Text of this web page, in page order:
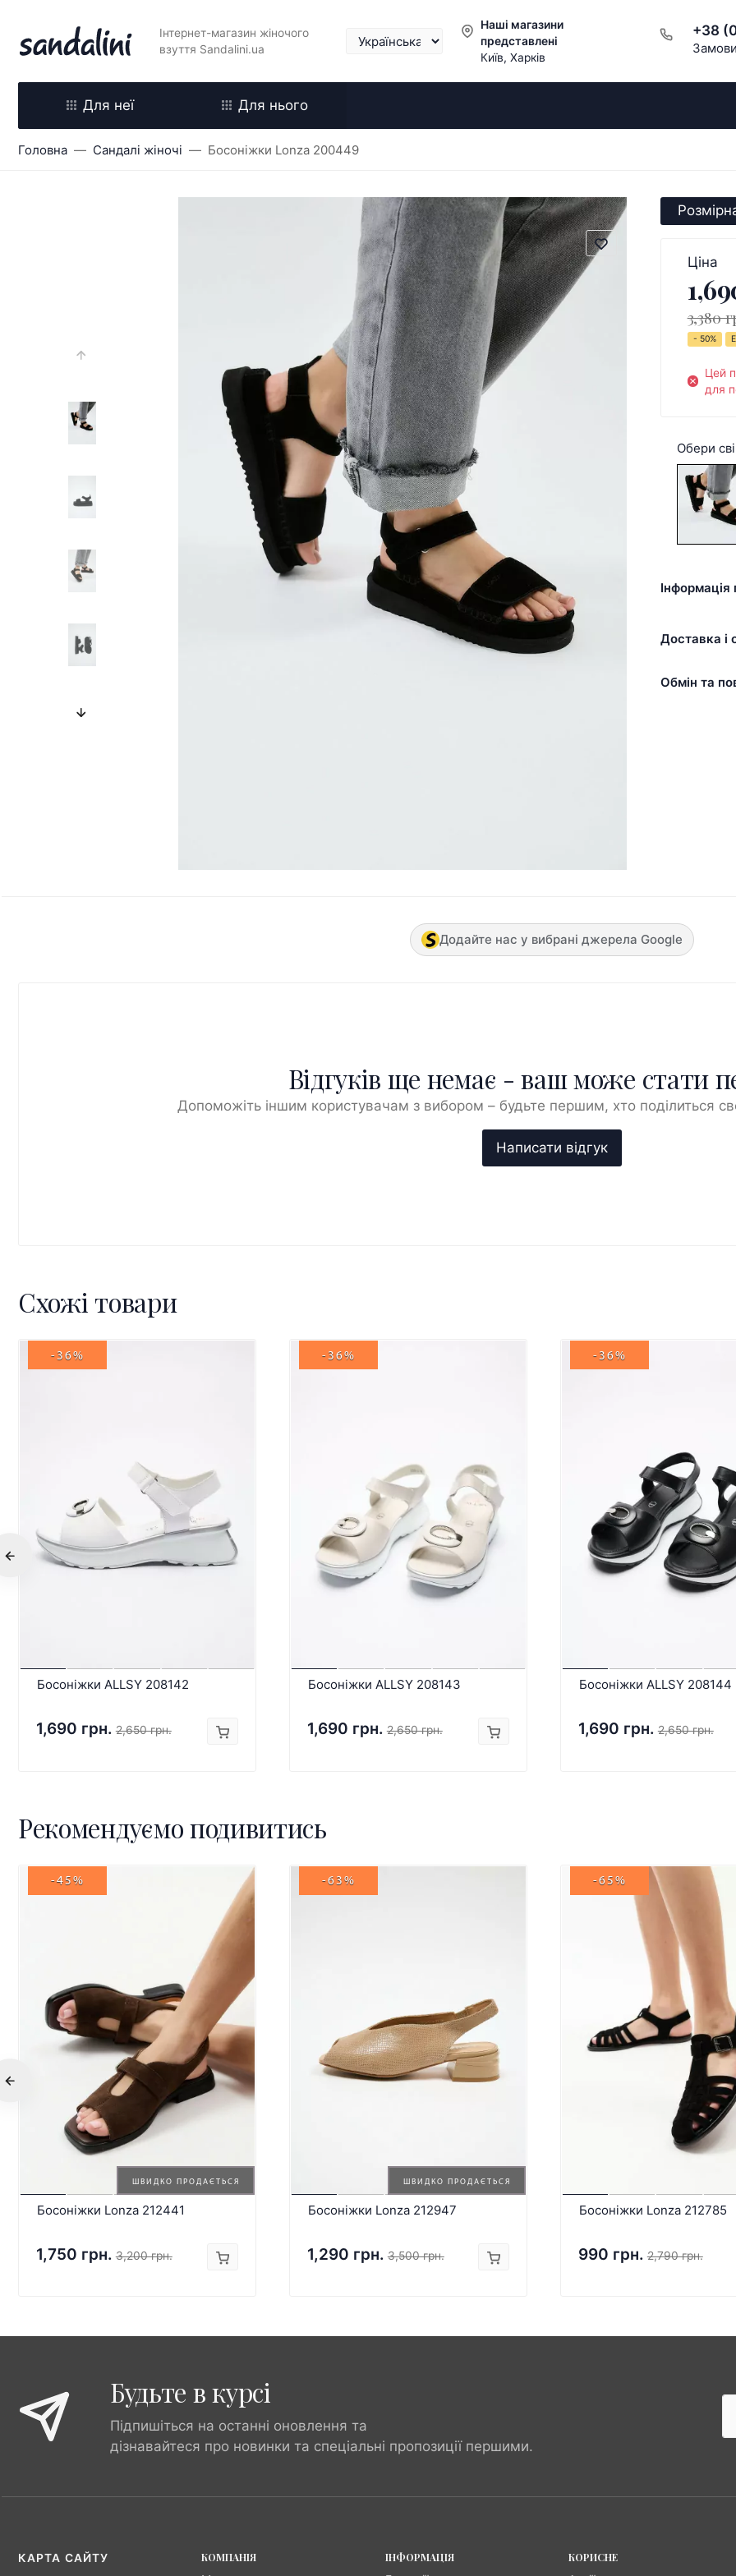
Інтернет-магазин жіночого
взуття Sandalini.ua
Наші магазини
представлені
Київ, Харків
+38
Для неї Для нього
Головна Сандалі жіночі Босоніжки Lonza 200449
Ціна
3,380
- 50%
Цей
для
Обери
Інформація
Доставка і
Обмін та
Додайте нас у вибрані джерела Google
Відгуків ще немає - ваш може стати
Допоможіть іншим користувачам з вибором – будьте першим, хто поділиться
Схожі товари
-36%
Босоніжки ALLSY 208142
1,690 грн. 2,650 грн.
-36%
Босоніжки ALLSY 208143
1,690 грн. 2,650 грн.
-36%
Босоніжки ALLSY 208144
1,690 грн. 2,650 грн.
Рекомендуємо подивитись
ШВИДКО ПРОДАЄТЬСЯ
-45%
Босоніжки Lonza 212441
1,750 грн. 3,200 грн.
ШВИДКО ПРОДАЄТЬСЯ
-63%
Босоніжки Lonza 212947
1,290 грн. 3,500 грн.
-65%
Босоніжки Lonza 212785
990 грн. 2,790 грн.
Будьте в курсі
Підпишіться на останні оновлення та
дізнавайтеся про новинки та спеціальні пропозиції першими.
КАРТА САЙТУ
КОМПАНІЯ
ІНФОРМАЦІЯ
КОРИСНЕ